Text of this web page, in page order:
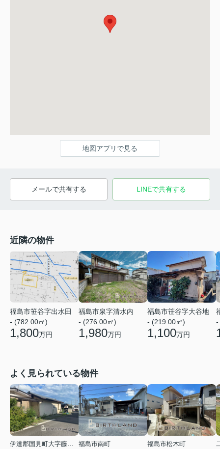
地図アプリで見る
メールで共有する LINEで共有する
近隣の物件
福島市笹谷字出水田
- (782.00㎡)
1,800万円
福島市泉字清水内
- (276.00㎡)
1,980万円
福島市笹谷字大谷地
- (219.00㎡)
1,100万円
-
よく見られている物件
伊達郡国見町大字藤田字古鹿島
福島市南町
福島市松木町